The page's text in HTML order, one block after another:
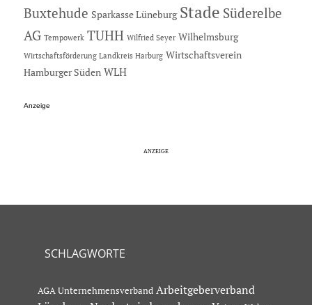
Buxtehude Sparkasse Lüneburg Stade Süderelbe
AG Tempowerk TUHH Wilfried Seyer Wilhelmsburg
Wirtschaftsförderung Landkreis Harburg Wirtschaftsverein
Hamburger Süden WLH
Anzeige
SCHLAGWORTE
AGA Unternehmensverband Arbeitgeberverband